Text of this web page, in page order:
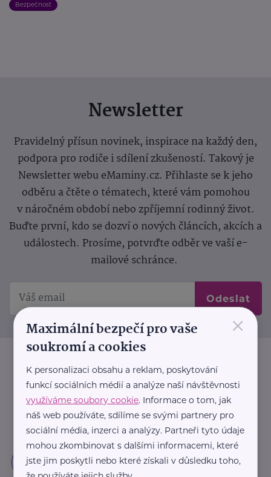
Bezpečnost
Newsletter
Pravidelný přísun novinek, inspirace na každý den,
podpora pro rodiče i sdílení zkušeností. Takový je
Newsletter webu eMaminy.cz. Přihlaste se k jeho
odběru a čtěte o tématech, které vám pomohou
v náročném období nebo zpříjemní rodinný život.
Buďte první, kdo se dozví o nových článcích, akcích a
událostech. Prosíme, potvrďte odběr ve vaší e-
mailové schránce.
Odeslat
×
Maximální bezpečí pro vaše
soukromí a cookies
K personalizaci obsahu a reklam, poskytování
funkcí sociálních médií a analýze naší návštěvnosti
využíváme soubory cookie. Informace o tom, jak
náš web používáte, sdílíme se svými partnery pro
sociální média, inzerci a analýzy. Partneři tyto údaje
mohou zkombinovat s dalšími informacemi, které
jste jim poskytli nebo které získali v důsledku toho,